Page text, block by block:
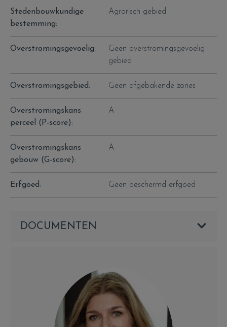
Stedenbouwkundige
bestemming:
Agrarisch gebied
Overstromingsgevoelig:
Geen overstromingsgevoelig
gebied
Overstromingsgebied: Geen afgebakende zones
Overstromingskans
perceel (P-score):
A
Overstromingskans
gebouw (G-score):
A
Erfgoed: Geen beschermd erfgoed
DOCUMENTEN